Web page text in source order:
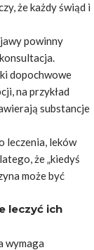
że każdy świąd i
powinny
dopochwowe
na przykład
substancje
leczenia, leków
że „kiedyś
może być
leczyć ich
wymaga